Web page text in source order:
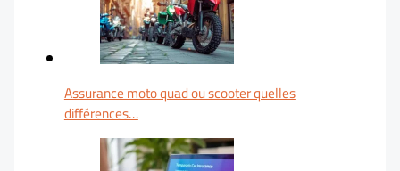
Assurance moto quad ou scooter quelles
différences…